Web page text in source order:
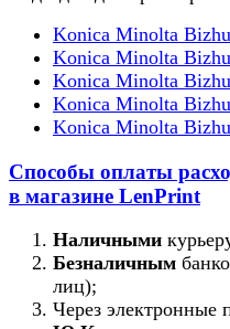
Konica Minolta
Konica Minolta
Konica Minolta
Konica Minolta
Konica Minolta
Способы оплаты
в магазине LenPrint
Наличными
Безналичным
лиц);
Через электронные